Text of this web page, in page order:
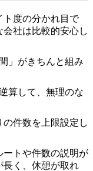
ト度の分かれ目で
社は比較的安心し
」がきちんと組み
算して、無理のな
件数を上限設定し
ートや件数の説明が
長く、休憩が取れ